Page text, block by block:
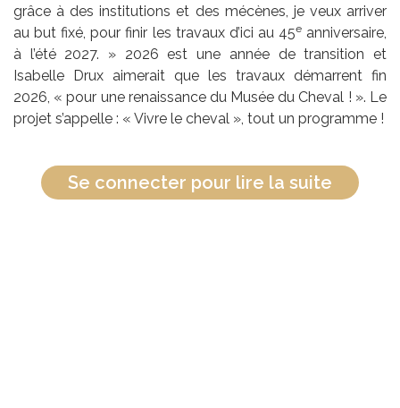
grâce à des institutions et des mécènes, je veux arriver
au but fixé, pour finir les travaux d’ici au 45eanniversaire,
à l’été 2027. » 2026 est une année de transition et
Isabelle Drux aimerait que les travaux démarrent fin
2026, « pour une renaissance du Musée du Cheval ! ». Le
projet s’appelle : « Vivre le cheval », tout un programme !
Se connecter pour lire la suite